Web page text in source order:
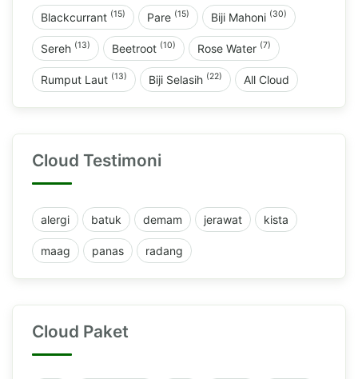
Blackcurrant (15) Pare (15) Biji Mahoni (30)
Sereh (13) Beetroot (10) Rose Water (7)
Rumput Laut (13) Biji Selasih (22) All Cloud
Cloud Testimoni
alergi batuk demam jerawat kista
maag panas radang
Cloud Paket